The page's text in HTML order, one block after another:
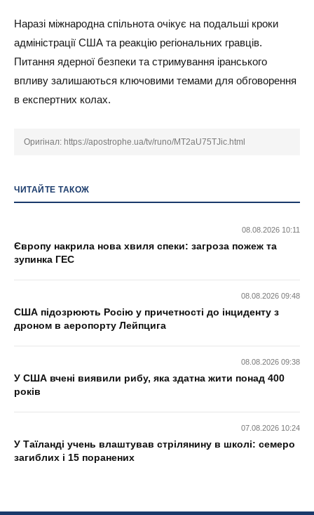
Наразі міжнародна спільнота очікує на подальші кроки
адміністрації США та реакцію регіональних гравців.
Питання ядерної безпеки та стримування іранського
впливу залишаються ключовими темами для обговорення
в експертних колах.
Оригінал: https://apostrophe.ua/tv/runo/MT2aU75TJic.html
ЧИТАЙТЕ ТАКОЖ
08.08.2026 10:11
Європу накрила нова хвиля спеки: загроза пожеж та
зупинка ГЕС
08.08.2026 09:48
США підозрюють Росію у причетності до інциденту з
дроном в аеропорту Лейпцига
08.08.2026 09:38
У США вчені виявили рибу, яка здатна жити понад 400
років
07.08.2026 10:24
У Таїланді учень влаштував стрілянину в школі: семеро
загиблих і 15 поранених